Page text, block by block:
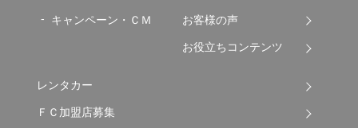
キャンペーン・ＣＭ お客様の声
お役立ちコンテンツ
レンタカー
ＦＣ加盟店募集